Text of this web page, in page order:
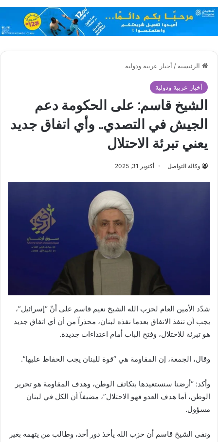
الرئيسية / أخبار عربية ودولية
أخبار عربية ودولية
الشيخ قاسم: على الحكومة دعم
الجيش في التصدي.. وأي اتفاق جديد
يعني تبرئة الاحتلال
وكالة التواصل أكتوبر 31, 2025
شدّد الأمين العام لحزب الله الشيخ نعيم قاسم على أنّ “إسرائيل”،
يجب أن تنفذ الاتفاق بعدما نفذه لبنان، محذراً من أن أي اتفاق جديد
هو تبرئة للاحتلال، وفتح الباب أمام اعتداءات جديدة.
وقال، الجمعة، إن المقاومة هي “قوة للبنان يجب الحفاظ عليها”.
وأكد: “أرضنا سنستعيدها بتكاتف الوطن، وهدف المقاومة هو تحرير
الوطن، أما هدف العدو فهو الاحتلال”، مضيفاً أن الكل في لبنان
مسؤول.
ونفى الشيخ قاسم أن حزب الله يأخذ دور أحد، وطالب من يتهمه بغير